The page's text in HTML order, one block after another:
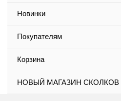
Новинки
Покупателям
Корзина
НОВЫЙ МАГАЗИН СКОЛКОВ